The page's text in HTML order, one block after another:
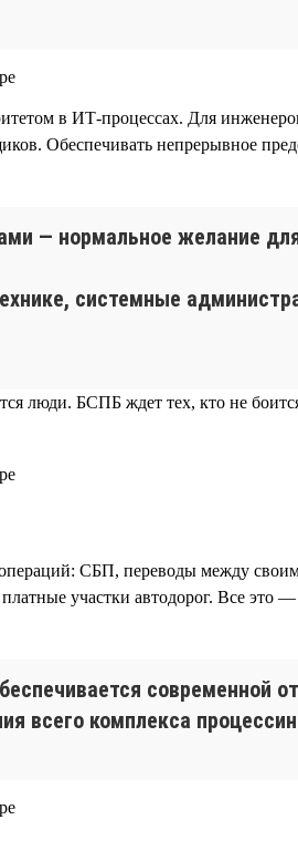
в ИТ-процессах. Для
Обеспечивать непрерывное
— нормальное желание
системные
люди. БСПБ ждет тех, кто не
СБП, переводы между
участки автодорог. Все
современной
всего комплекса